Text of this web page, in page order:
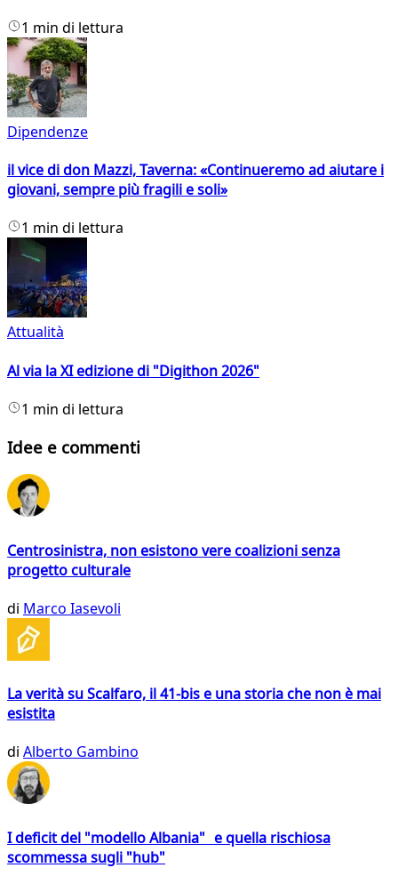
1 min di lettura
Dipendenze
il vice di don Mazzi, Taverna: «Continueremo ad aiutare i
giovani, sempre più fragili e soli»
1 min di lettura
Attualità
Al via la XI edizione di "Digithon 2026"
1 min di lettura
Idee e commenti
Centrosinistra, non esistono vere coalizioni senza
progetto culturale
di Marco Iasevoli
La verità su Scalfaro, il 41-bis e una storia che non è mai
esistita
di Alberto Gambino
I deficit del "modello Albania" e quella rischiosa
scommessa sugli "hub"